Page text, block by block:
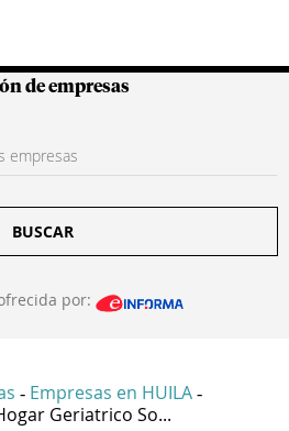
Colombianas
de empresas
BUSCAR
por:
- Empresas en HUILA -
Geriatrico So...